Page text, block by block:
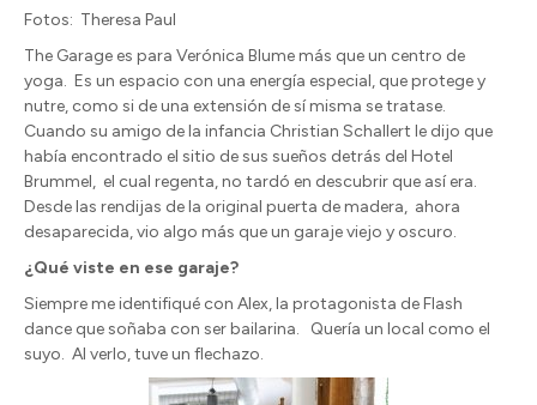
Fotos: Theresa Paul
The Garage es para Verónica Blume más que un centro de
yoga. Es un espacio con una energía especial, que protege y
nutre, como si de una extensión de sí misma se tratase.
Cuando su amigo de la infancia Christian Schallert le dijo que
había encontrado el sitio de sus sueños detrás del Hotel
Brummel, el cual regenta, no tardó en descubrir que así era.
Desde las rendijas de la original puerta de madera, ahora
desaparecida, vio algo más que un garaje viejo y oscuro.
¿Qué viste en ese garaje?
Siempre me identifiqué con Alex, la protagonista de Flash
dance que soñaba con ser bailarina.
Quería un local como el
suyo. Al verlo, tuve un flechazo.